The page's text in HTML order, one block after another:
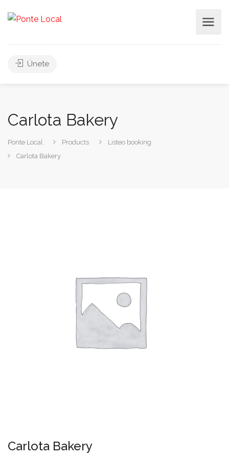
Únete
Carlota Bakery
Ponte Local Products
Listeo booking
Carlota Bakery
Carlota Bakery